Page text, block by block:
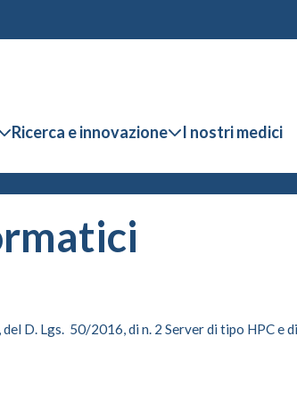
Ricerca e innovazione I nostri medici
D. Lgs. 50/2016, di n. 2 Server di tipo HPC e